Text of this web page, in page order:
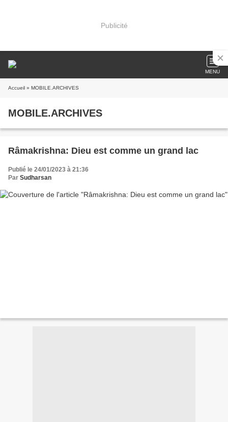
Publicité
MENU
Accueil » MOBILE.ARCHIVES
MOBILE.ARCHIVES
Râmakrishna: Dieu est comme un grand lac
Publié le 24/01/2023 à 21:36
Par Sudharsan